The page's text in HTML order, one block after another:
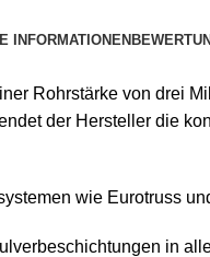
INFORMATIONEN
Rohrstärke von drei
der Hersteller die
wie Eurotruss
in